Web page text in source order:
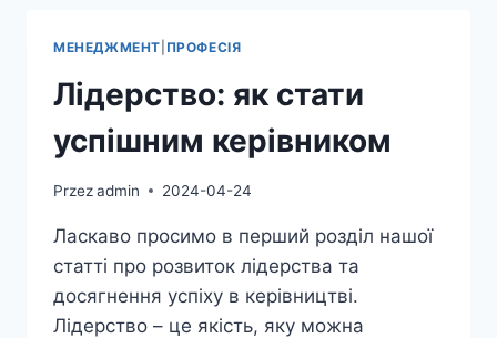
МЕНЕДЖМЕНТ ПРОФЕСІЯ
Лідерство: як стати
успішним керівником
Przezadmin 2024-04-24
Ласкаво просимо в перший розділ нашої
статті про розвиток лідерства та
досягнення успіху в керівництві.
Лідерство – це якість, яку можна